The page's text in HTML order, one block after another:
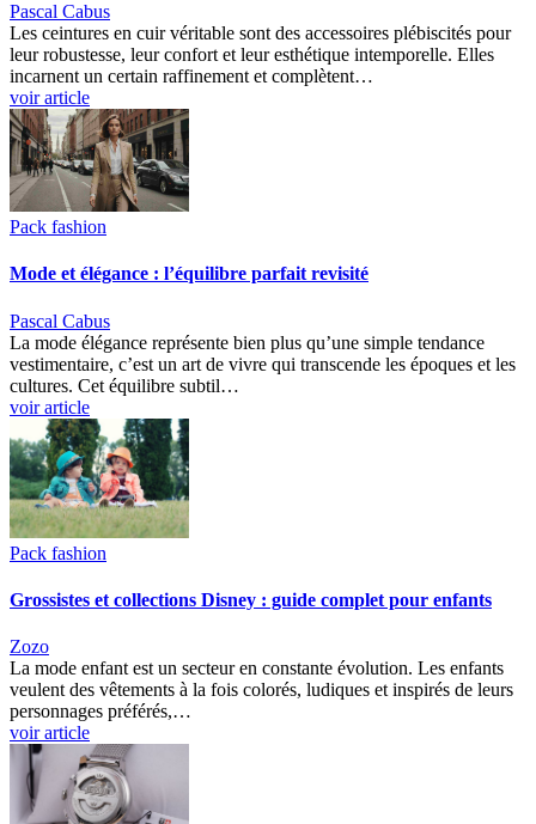
Pascal Cabus
Les ceintures en cuir véritable sont des accessoires plébiscités pour
leur robustesse, leur confort et leur esthétique intemporelle. Elles
incarnent un certain raffinement et complètent…
voir article
Pack fashion
Mode et élégance : l’équilibre parfait revisité
Pascal Cabus
La mode élégance représente bien plus qu’une simple tendance
vestimentaire, c’est un art de vivre qui transcende les époques et les
cultures. Cet équilibre subtil…
voir article
Pack fashion
Grossistes et collections Disney : guide complet pour enfants
Zozo
La mode enfant est un secteur en constante évolution. Les enfants
veulent des vêtements à la fois colorés, ludiques et inspirés de leurs
personnages préférés,…
voir article